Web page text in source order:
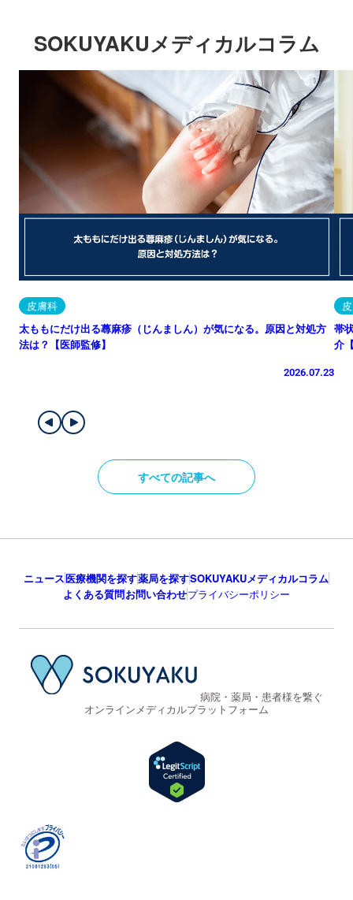
SOKUYAKUメディカルコラム
皮膚科
太ももにだけ出る蕁麻疹（じんましん）が気になる。原因と対処方
法は？【医師監修】
2026.07.23
帯
介
すべての記事へ
ニュース医療機関を探す薬局を探すSOKUYAKUメディカルコラム
よくある質問お問い合わせプライバシーポリシー
病院・薬局・患者様を繋ぐ
オンラインメディカルプラットフォーム